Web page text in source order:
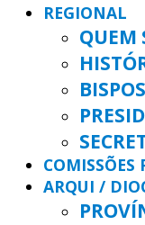
REGIONAL
QUEM
BISPOS
COMISSÕES
ARQUI /